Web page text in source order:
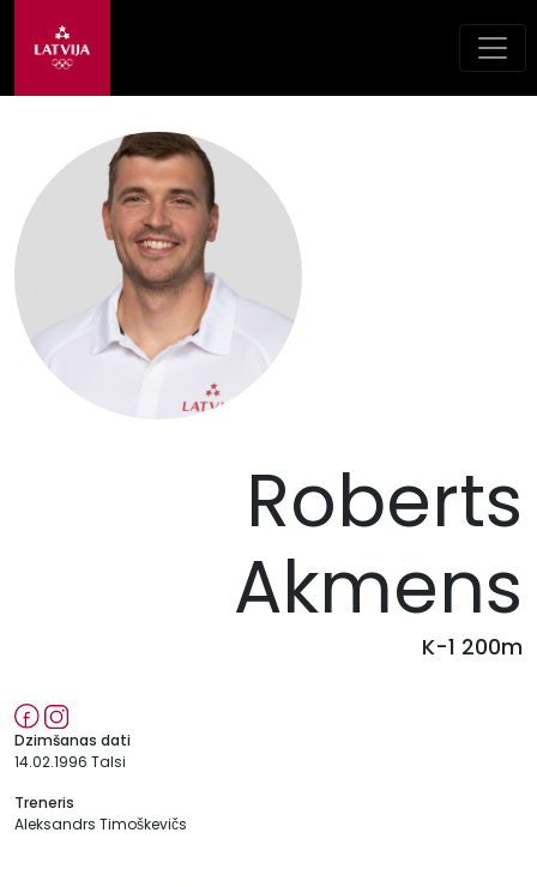
Roberts
Akmens
K-1 200m
Dzimšanas dati
14.02.1996 Talsi
Treneris
Aleksandrs Timoškevičs